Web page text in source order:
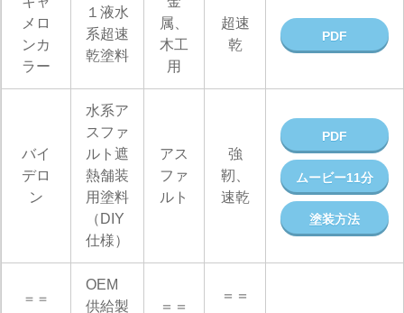
メロ
ンカ
ラー
１液水
系超速
乾塗料
属、
木工
用
超速
乾
PDF
バイ
デロ
ン
水系ア
スファ
ルト遮
熱舗装
用塗料
（DIY
仕様）
アス
ファ
ルト
強
靭、
速乾
PDF
ムービー11分
塗装方法
＝＝
OEM
供給製
＝＝
＝＝